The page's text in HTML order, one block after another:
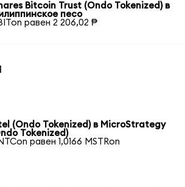
Bitcoin Trust (Ondo Tokenized) в
песо
равен 2 206,02 ₱
(Ondo Tokenized) в MicroStrategy
Tokenized)
равен 1,0166 MSTRon